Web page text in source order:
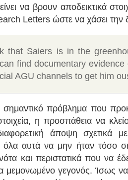
να βρουν αποδεικτικά
Letters ώστε να χάσει την
that Saiers is in the
find documentary
AGU channels to get him
σημαντικό πρόβλημα που
η προσπάθεια να
άποψη σχετικά
αυτά να μην ήταν τόσο
και περιστατικά που να
μεμονωμένο γεγονός. Ίσως